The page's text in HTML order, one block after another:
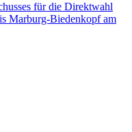
für die Direktwahl
Marburg-Biedenkopf am